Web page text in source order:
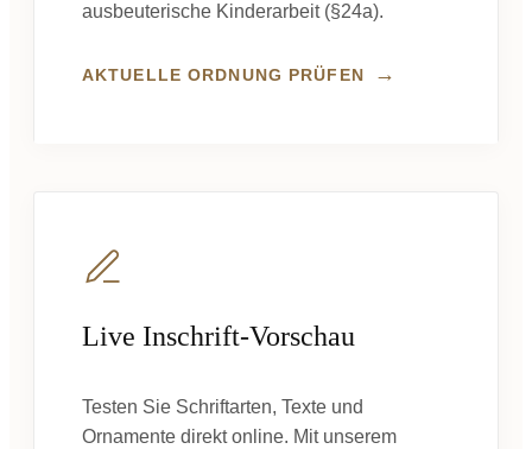
ausbeuterische Kinderarbeit (§24a).
AKTUELLE ORDNUNG PRÜFEN →
Live Inschrift-Vorschau
Testen Sie Schriftarten, Texte und
Ornamente direkt online. Mit unserem